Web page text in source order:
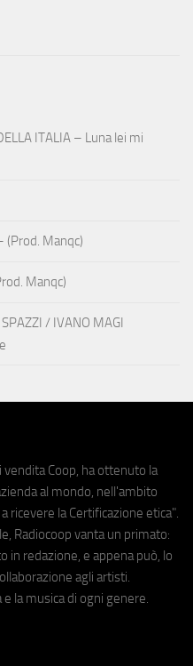
ITALIA – Luna lei mi
(Prod. Manqc)
Manqc)
SPAZZI / IVANO MAGI
vendita Coop, ha ottenuto la
al mondo, nell'ambito
ricevere la Certificazione etica".
Radiocoop vanta un primato:
in redazione, e appena può, lo
agli artisti.
la musica di ogni genere.